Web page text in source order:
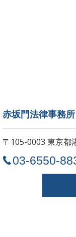
赤坂門法律事務
〒105-0003 東京都
03-6550-